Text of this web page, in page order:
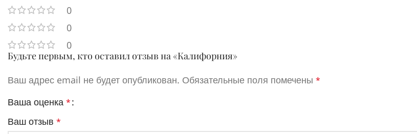
0
0
0
Будьте первым, кто оставил отзыв на «Калифорния»
Ваш адрес email не будет опубликован. Обязательные поля помечены *
Ваша оценка *
Ваш отзыв *